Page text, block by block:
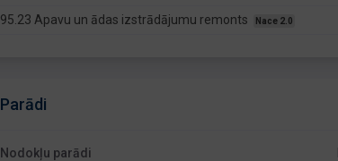
95.23 Apavu un ādas izstrādājumu remonts Nace 2.0
Parādi
Nodokļu parādi